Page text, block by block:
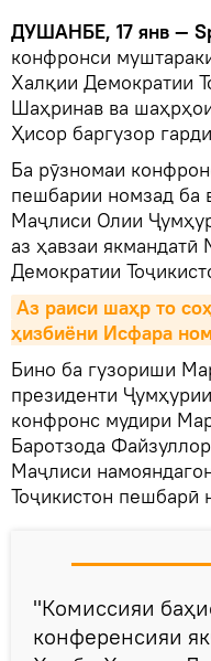
ДУШАНБЕ, 17 янв —
конфронси
Халқии Демократии
Шаҳринав ва
Ҳисор баргузор
Ба рӯзномаи
пешбарии номзад ба
Маҷлиси Олии
аз ҳавзаи
Демократии
Аз раиси шаҳр то
ҳизбиёни Исфара
Бино ба гузориши
президенти
конфронс мудири
Баротзода
Маҷлиси
Тоҷикистон пешбарӣ
"Комиссияи
конференсияи